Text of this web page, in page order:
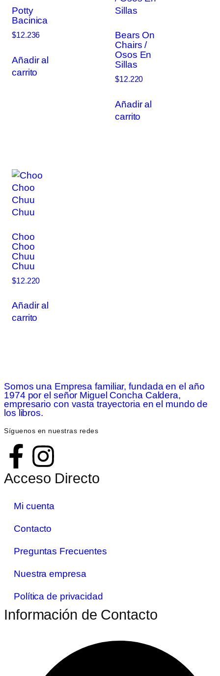
Potty
Bacinica
$12.236
Añadir al
carrito
Bears On
Chairs /
Osos En
Sillas
$12.220
Añadir al
carrito
Choo
Choo
Chuu
Chuu
$12.220
Añadir al
carrito
Somos una Empresa familiar, fundada en el año
1974 por el señor Miguel Concha Caldera,
empresario con vasta trayectoria en el mundo de
los libros.
Síguenos en nuestras redes
Acceso Directo
Mi cuenta
Contacto
Preguntas Frecuentes
Nuestra empresa
Política de privacidad
Información de Contacto